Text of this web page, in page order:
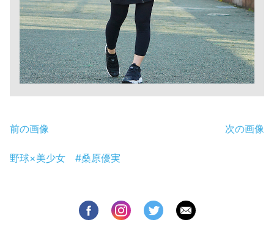
前の画像 次の画像
野球×美少女 #桑原優実